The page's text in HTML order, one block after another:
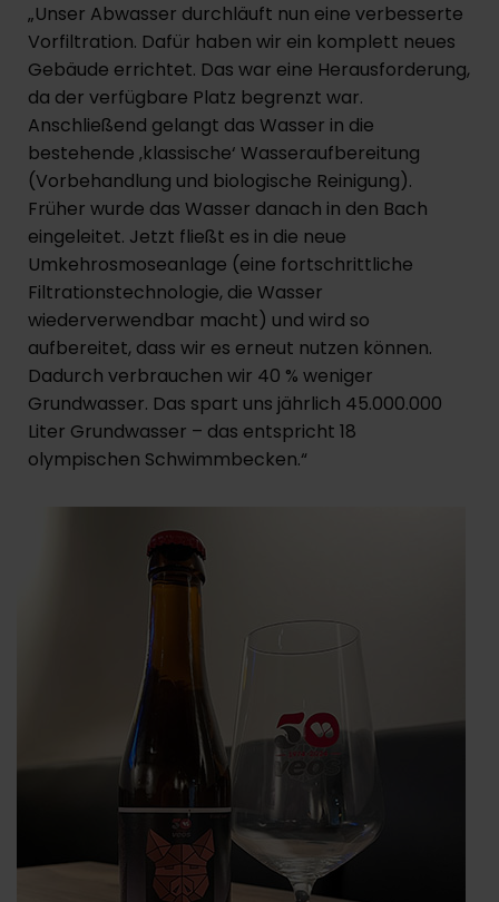
„Unser Abwasser durchläuft nun eine verbesserte
Vorfiltration. Dafür haben wir ein komplett neues
Gebäude errichtet. Das war eine Herausforderung,
da der verfügbare Platz begrenzt war.
Anschließend gelangt das Wasser in die
bestehende ‚klassische‘ Wasseraufbereitung
(Vorbehandlung und biologische Reinigung).
Früher wurde das Wasser danach in den Bach
eingeleitet. Jetzt fließt es in die neue
Umkehrosmoseanlage (eine fortschrittliche
Filtrationstechnologie, die Wasser
wiederverwendbar macht) und wird so
aufbereitet, dass wir es erneut nutzen können.
Dadurch verbrauchen wir 40 % weniger
Grundwasser. Das spart uns jährlich 45.000.000
Liter Grundwasser – das entspricht 18
olympischen Schwimmbecken.“